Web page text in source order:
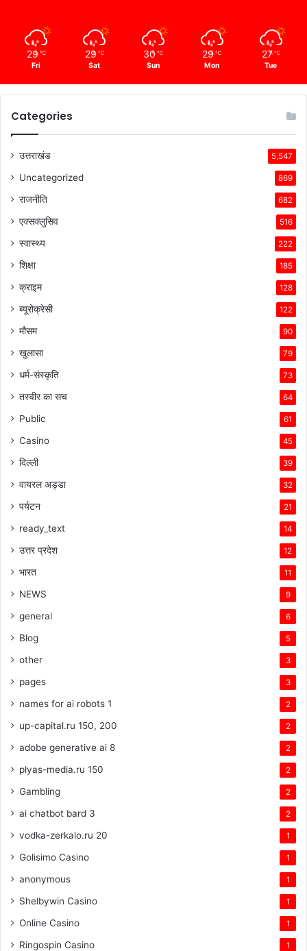
29 ℃
Fri
29 ℃
Sat
30 ℃
Sun
29 ℃
Mon
27 ℃
Tue
Categories
उत्तराखंड 5,547
Uncategorized 869
राजनीति 682
एक्सक्लुसिव 516
स्वास्थ्य 222
शिक्षा 185
क्राइम 128
ब्यूरोक्रेसी 122
मौसम 90
खुलासा 79
धर्म-संस्कृति 73
तस्वीर का सच 64
Public 61
Casino 45
दिल्ली 39
वायरल अड्डा 32
पर्यटन 21
ready_text 14
उत्तर प्रदेश 12
भारत 11
NEWS 9
general 6
Blog 5
other 3
pages 3
names for ai robots 1 2
up-capital.ru 150, 200 2
adobe generative ai 8 2
plyas-media.ru 150 2
Gambling 2
ai chatbot bard 3 2
vodka-zerkalo.ru 20 1
Golisimo Casino 1
anonymous 1
Shelbywin Casino 1
Online Casino 1
Ringospin Casino 1